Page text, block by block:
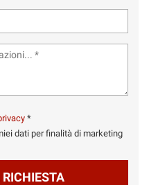
*
dati per finalità di marketing
dell'esperienza utente